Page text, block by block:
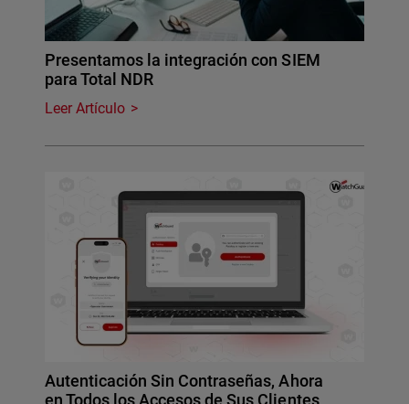
Presentamos la integración con SIEM
para Total NDR
Leer Artículo
Autenticación Sin Contraseñas, Ahora